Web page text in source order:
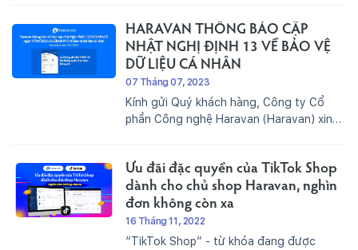
đầu tiên Hội nghị Lãnh đạo công nghệ
CTO...
HARAVAN THÔNG BÁO CẬP
NHẬT NGHỊ ĐỊNH 13 VỀ BẢO VỆ
DỮ LIỆU CÁ NHÂN
07 Tháng 07, 2023
Kính gửi Quý khách hàng, Công ty Cổ
phần Công nghệ Haravan (Haravan) xin
khoản về bảo vệ dữ liệu cá nhân theo
Nghị định...
Ưu đãi đặc quyền của TikTok Shop
dành cho chủ shop Haravan, nghìn
đơn không còn xa
16 Tháng 11, 2022
“TikTok Shop” - từ khóa đang được